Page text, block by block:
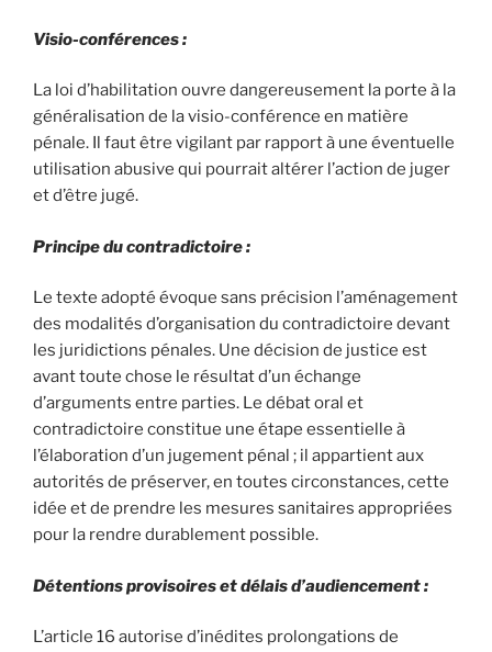
Visio-conférences :
La loi d’habilitation ouvre dangereusement la porte à la
généralisation de la visio-conférence en matière
pénale. Il faut être vigilant par rapport à une éventuelle
utilisation abusive qui pourrait altérer l’action de juger
et d’être jugé.
Principe du contradictoire :
Le texte adopté évoque sans précision l’aménagement
des modalités d’organisation du contradictoire devant
les juridictions pénales. Une décision de justice est
avant toute chose le résultat d’un échange
d’arguments entre parties. Le débat oral et
contradictoire constitue une étape essentielle à
l’élaboration d’un jugement pénal ; il appartient aux
autorités de préserver, en toutes circonstances, cette
idée et de prendre les mesures sanitaires appropriées
pour la rendre durablement possible.
Détentions provisoires et délais d’audiencement :
L’article 16 autorise d’inédites prolongations de